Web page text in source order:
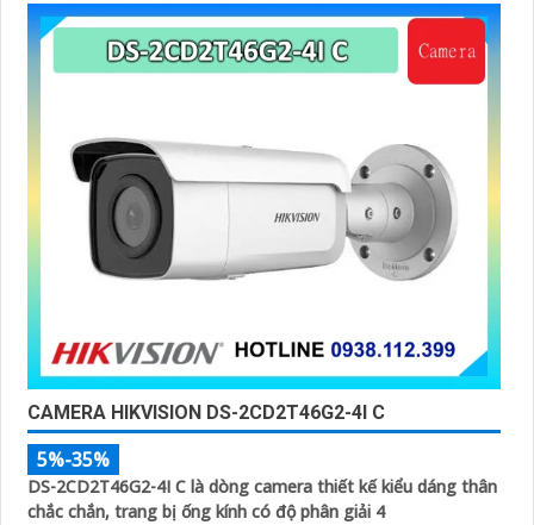
CAMERA HIKVISION DS-2CD2T46G2-4I C
5%-35%
DS-2CD2T46G2-4I C là dòng camera thiết kế kiểu dáng thân
chắc chắn, trang bị ống kính có độ phân giải 4